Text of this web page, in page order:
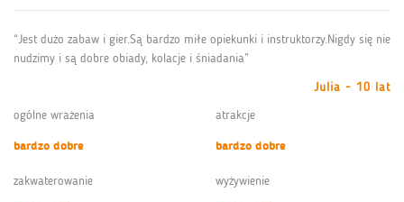
“Jest dużo zabaw i gier.Są bardzo miłe opiekunki i instruktorzy.Nigdy się nie
nudzimy i są dobre obiady, kolacje i śniadania”
Julia - 10 lat
ogólne wrażenia
bardzo dobre
atrakcje
bardzo dobre
zakwaterowanie
wyżywienie